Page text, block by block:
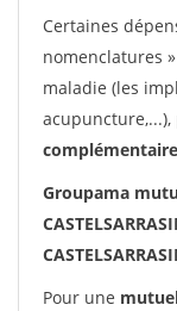
Certaines
nomenclatures
maladie (les
Groupama
Pour une